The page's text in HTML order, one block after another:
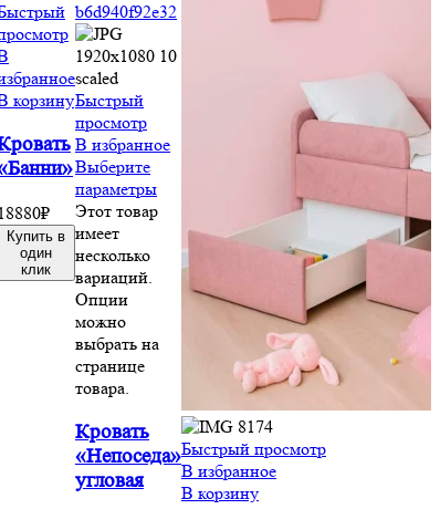
корзину
18880₽
Купить в
один
клик
Быстрый
просмотр
В избранное
Выберите
параметры
Этот товар
имеет
несколько
вариаций.
Опции
можно
выбрать на
странице
товара.
Кровать
«Непоседа»
угловая
Быстрый просмотр
В избранное
В корзину